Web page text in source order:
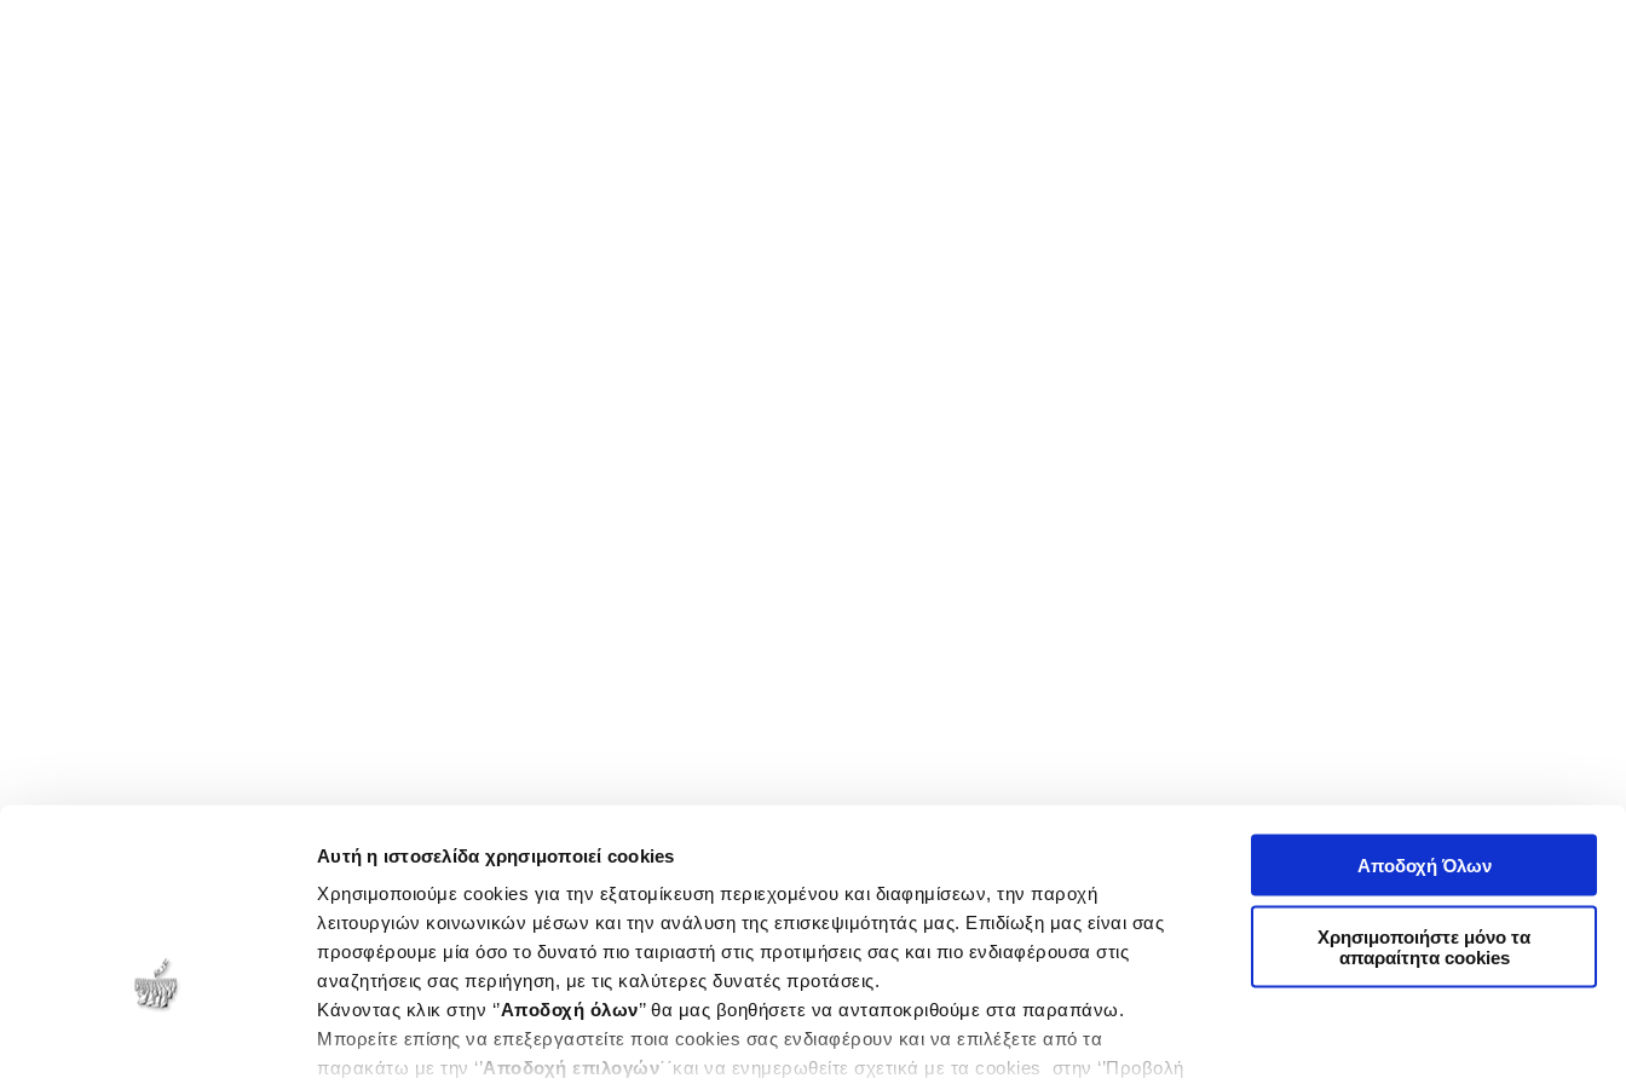
Αυτή η ιστοσελίδα χρησιμοποιεί cookies
Χρησιμοποιούμε cookies για την εξατομίκευση περιεχομένου και διαφημίσεων, την παροχή
λειτουργιών κοινωνικών μέσων και την ανάλυση της επισκεψιμότητάς μας. Επιδίωξη μας είναι σας
προσφέρουμε μία όσο το δυνατό πιο ταιριαστή στις προτιμήσεις σας και πιο ενδιαφέρουσα στις
αναζητήσεις σας περιήγηση, με τις καλύτερες δυνατές προτάσεις.
Κάνοντας κλικ στην ‘’Αποδοχή όλων’’ θα μας βοηθήσετε να ανταποκριθούμε στα παραπάνω.
Μπορείτε επίσης να επεξεργαστείτε ποια cookies σας ενδιαφέρουν και να επιλέξετε από τα
παρακάτω με την ‘’Αποδοχή επιλογών΄΄και να ενημερωθείτε σχετικά με τα cookies στην ‘’Προβολή
Αποδοχή Όλων
Χρησιμοποιήστε μόνο τα
απαραίτητα cookies